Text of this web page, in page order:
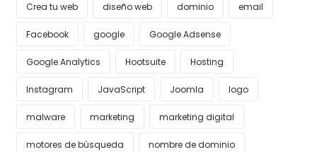
Crea tu web diseño web dominio email
Facebook google Google Adsense
Google Analytics Hootsuite Hosting
Instagram JavaScript Joomla logo
malware marketing marketing digital
motores de búsqueda nombre de dominio